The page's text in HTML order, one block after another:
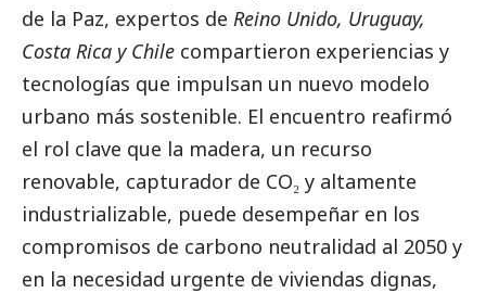
de la Paz, expertos de Reino Unido, Uruguay,
Costa Rica y Chile compartieron experiencias y
tecnologías que impulsan un nuevo modelo
urbano más sostenible. El encuentro reafirmó
el rol clave que la madera, un recurso
renovable, capturador de CO₂ y altamente
industrializable, puede desempeñar en los
compromisos de carbono neutralidad al 2050 y
en la necesidad urgente de viviendas dignas,